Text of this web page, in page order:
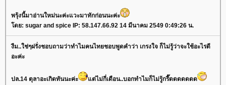
พรุ้งนี้มาอ่านใหม่นะค่ะแวะมาทักก่อนนะค่ะ
ดย: sugar and spice IP: 58.147.66.92 14 มีนาคม 2549 0:49:26 น.
งืม..ใช่ๆฝรั่งชอบถามว่าทำไมคนไทยชอบพูดคำว่า เกรงใจ ก็ไม่รู้ว่าจะใช้อะไรดี
อะค่ะ
ปล.14 ตุลาอะเกิดทันนะค่ะ ต่ไม่กี่เดือน..บอกทำไมก็ไม่รู้กรี๊ดดดดดดด